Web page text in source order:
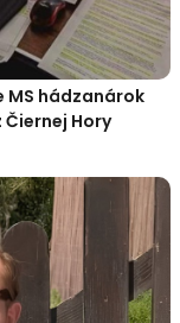
hádzanárok
Čiernej Hory